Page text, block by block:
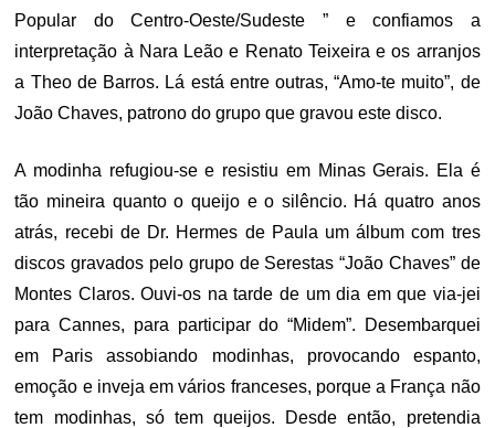
Popular do Centro-Oeste/Sudeste ” e confiamos a
interpretação à Nara Leão e Renato Teixeira e os arranjos
a Theo de Barros. Lá está entre outras, “Amo-te muito”, de
João Chaves, patrono do grupo que gravou este disco.
A modinha refugiou-se e resistiu em Minas Gerais. Ela é
tão mineira quanto o queijo e o silêncio. Há quatro anos
atrás, recebi de Dr. Hermes de Paula um álbum com tres
discos gravados pelo grupo de Serestas “João Chaves” de
Montes Claros. Ouvi-os na tarde de um dia em que via-jei
para Cannes, para participar do “Midem”. Desembarquei
em Paris assobiando modinhas, provocando espanto,
emoção e inveja em vários franceses, porque a França não
tem modinhas, só tem queijos. Desde então, pretendia